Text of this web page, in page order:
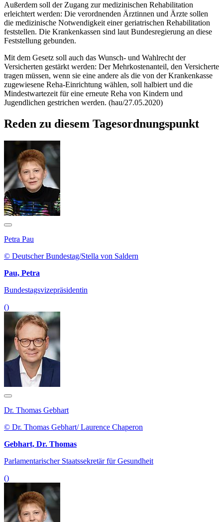
Außerdem soll der Zugang zur medizinischen Rehabilitation
erleichtert werden: Die verordnenden Ärztinnen und Ärzte sollen
die medizinische Notwendigkeit einer geriatrischen Rehabilitation
feststellen. Die Krankenkassen sind laut Bundesregierung an diese
Feststellung gebunden.
Mit dem Gesetz soll auch das Wunsch- und Wahlrecht der
Versicherten gestärkt werden: Der Mehrkostenanteil, den Versicherte
tragen müssen, wenn sie eine andere als die von der Krankenkasse
zugewiesene Reha-Einrichtung wählen, soll halbiert und die
Mindestwartezeit für eine erneute Reha von Kindern und
Jugendlichen gestrichen werden. (hau/27.05.2020)
Reden zu diesem Tagesordnungspunkt
Petra Pau
© Deutscher Bundestag/Stella von Saldern
Pau, Petra
Bundestagsvizepräsidentin
()
Dr. Thomas Gebhart
© Dr. Thomas Gebhart/ Laurence Chaperon
Gebhart, Dr. Thomas
Parlamentarischer Staatssekretär für Gesundheit
()